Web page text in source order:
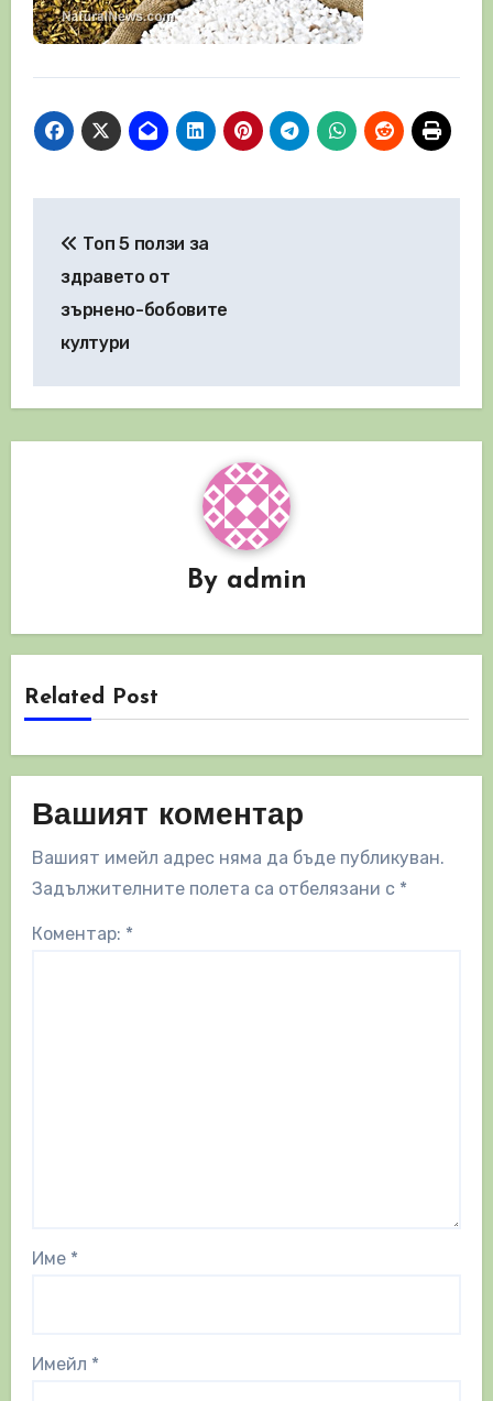
Топ 5 ползи за
здравето от
зърнено-бобовите
култури
By admin
Related Post
Вашият коментар
Вашият имейл адрес няма да бъде публикуван.
Задължителните полета са отбелязани с *
Коментар: *
Име *
Имейл *